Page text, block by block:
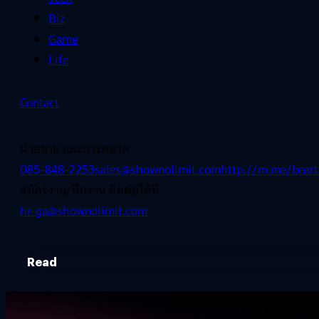
Biz
Game
Life
Contact
ฝ่ายขาย และการตลาด
085-848-2253sales@shownolimit.comhttp://m.me/
สมัครงาน/ฝึกงาน ติดต่อได้ที่
hr-ga@shownolimit.com
Read